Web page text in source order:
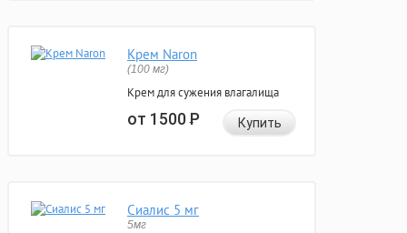
Крем Naron
(100 мг)
Крем для сужения влагалища
от 1500Р Купить
Сиалис 5 мг
5мг